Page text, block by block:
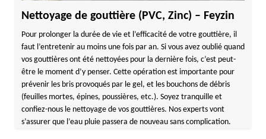
Nettoyage de gouttière (PVC, Zinc) – Feyzin
Pour prolonger la durée de vie et l’efficacité de votre gouttière, il
faut l’entretenir au moins une fois par an. Si vous avez oublié quand
vos gouttières ont été nettoyées pour la dernière fois, c’est peut-
être le moment d’y penser. Cette opération est importante pour
prévenir les bris provoqués par le gel, et les bouchons de débris
(feuilles mortes, épines, poussières, etc.). Soyez tranquille et
confiez-nous le nettoyage de vos gouttières. Nos experts vont
s’assurer que l’eau pluie passera de nouveau sans complication.